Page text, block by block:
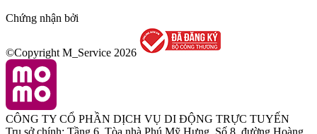
Chứng nhận bởi
©Copyright M_Service 2026
CÔNG TY CỔ PHẦN DỊCH VỤ DI ĐỘNG TRỰC TUYẾN